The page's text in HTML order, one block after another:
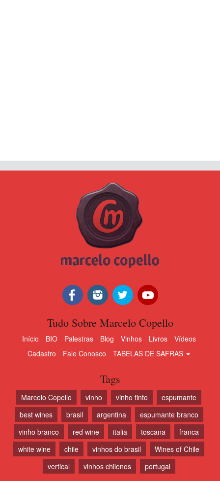
Tudo Sobre Marcelo Copello
Início BIO Palestras Blog Vinhos Livros
Vídeos
Cadastro
Fale Conosco TABELAS DE SAFRAS
Tags
Marcelo Copello vinho vinho tinto
espumante
best wines
brasil argentina
espumante branco
vinho branco
red wine italia toscana
franca
white wine
chile vinhos do brasil
Wines of Chile
vertical
vinhos chilenos portugal